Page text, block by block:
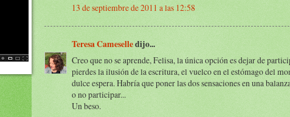
13 de septiembre de 2011 a las 12:58
Teresa Cameselledijo...
Creo que no se aprende, Felisa, la única opción es dejar de
pierdes la ilusión de la escritura, el vuelco en el estómago del
dulce espera. Habría que poner las dos sensaciones en una
o no participar...
Un beso.